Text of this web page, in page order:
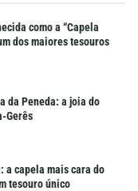
como a “Capela
dos maiores tesouros
da Peneda: a joia do
Gerês
a capela mais cara do
tesouro único